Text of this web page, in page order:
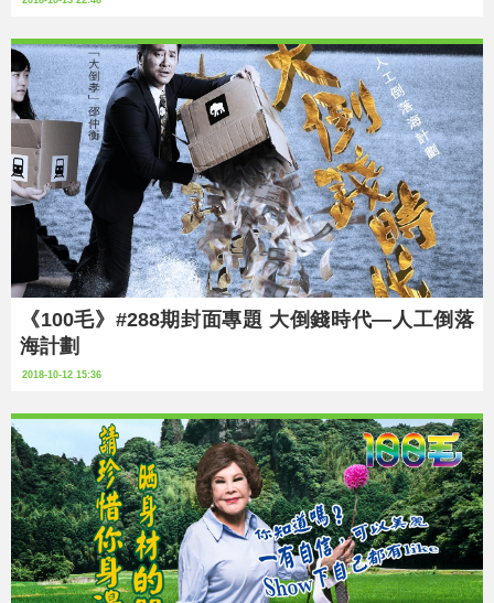
《100毛》#288期封面專題 大倒錢時代—人工倒落
海計劃
2018-10-12 15:36